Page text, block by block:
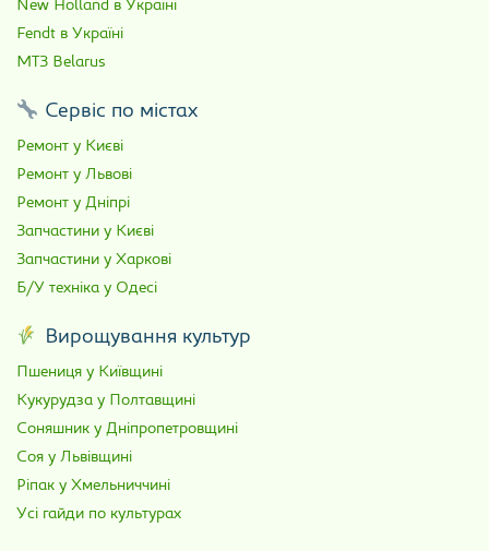
New Holland в Україні
Fendt в Україні
МТЗ Belarus
Сервіс по містах
Ремонт у Києві
Ремонт у Львові
Ремонт у Дніпрі
Запчастини у Києві
Запчастини у Харкові
Б/У техніка у Одесі
Вирощування культур
Пшениця у Київщині
Кукурудза у Полтавщині
Соняшник у Дніпропетровщині
Соя у Львівщині
Ріпак у Хмельниччині
Усі гайди по культурах